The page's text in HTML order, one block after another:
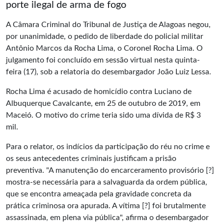
porte ilegal de arma de fogo
A Câmara Criminal do Tribunal de Justiça de Alagoas negou,
por unanimidade, o pedido de liberdade do policial militar
Antônio Marcos da Rocha Lima, o Coronel Rocha Lima. O
julgamento foi concluído em sessão virtual nesta quinta-
feira (17), sob a relatoria do desembargador João Luiz Lessa.
Rocha Lima é acusado de homicídio contra Luciano de
Albuquerque Cavalcante, em 25 de outubro de 2019, em
Maceió. O motivo do crime teria sido uma dívida de R$ 3
mil.
Para o relator, os indícios da participação do réu no crime e
os seus antecedentes criminais justificam a prisão
preventiva. "A manutenção do encarceramento provisório [?]
mostra-se necessária para a salvaguarda da ordem pública,
que se encontra ameaçada pela gravidade concreta da
prática criminosa ora apurada. A vítima [?] foi brutalmente
assassinada, em plena via pública", afirma o desembargador